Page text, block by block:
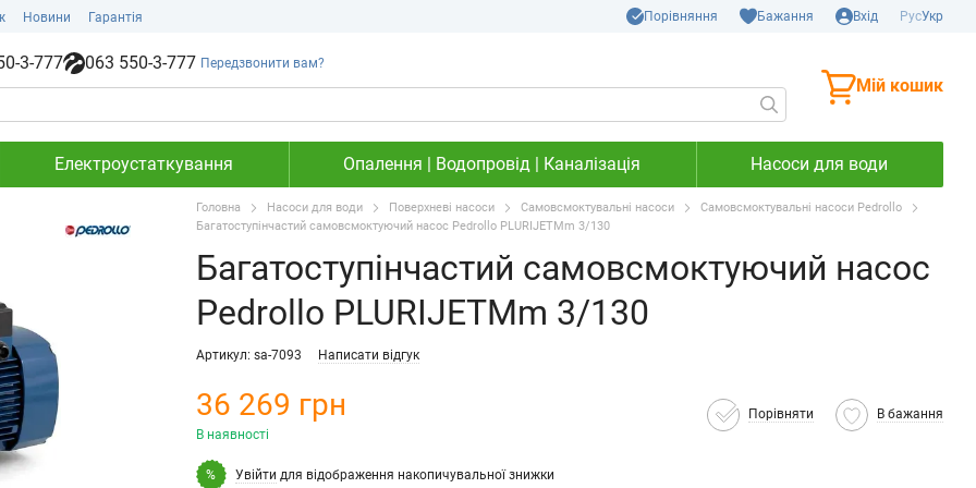
Новини Гарантія Порівняння Бажання Вхід РусУкр
3-777 063 550-3-777 Передзвонити вам?
Мій кошик
Електроустаткування Опалення | Водопровід | Каналізація Насоси для води
Головна Насоси для води Поверхневі насоси Самовсмоктувальні насоси
Самовсмоктувальні насоси Pedrollo
Багатоступінчастий самовсмоктуючий насос Pedrollo PLURIJETMm 3/130
Багатоступінчастий самовсмоктуючий насос
Pedrollo PLURIJETMm 3/130
Артикул: sa-7093 Написати відгук
36 269 грн
В наявності
Порівняти В бажання
% Увійти для відображення накопичувальної знижки